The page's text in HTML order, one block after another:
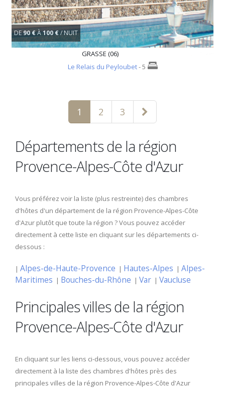
DE90 €À100 €/ NUIT
GRASSE (06)
Le Relais du Peyloubet- 5
1 2 3
Départements de la région
Provence-Alpes-Côte d'Azur
Vous préférez voir la liste (plus restreinte) des chambres
d'hôtes d'un département de la région Provence-Alpes-Côte
d'Azur plutôt que toute la région ? Vous pouvez accéder
directement à cette liste en cliquant sur les départements ci-
dessous :
| Alpes-de-Haute-Provence | Hautes-Alpes | Alpes-
Maritimes | Bouches-du-Rhône | Var | Vaucluse
Principales villes de la région
Provence-Alpes-Côte d'Azur
En cliquant sur les liens ci-dessous, vous pouvez accéder
directement à la liste des chambres d'hôtes près des
principales villes de la région Provence-Alpes-Côte d'Azur